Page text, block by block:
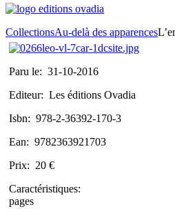
CollectionsAu-delà des apparences
Paru le: 31-10-2016
Editeur: Les éditions Ovadia
Isbn: 978-2-36392-170-3
Ean: 9782363921703
Prix: 20 €
Caractéristiques:
pages